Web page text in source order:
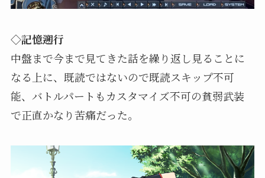
◇記憶遡行
中盤まで今まで見てきた話を繰り返し見ることに
なる上に、既読ではないので既読スキップ不可
能、バトルパートもカスタマイズ不可の貧弱武装
で正直かなり苦痛だった。